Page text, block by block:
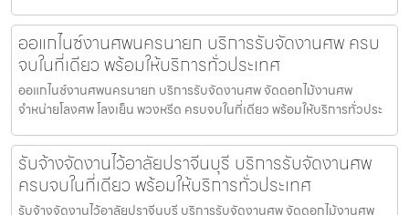
ออแกไนซ์งานศพนครนายก บริการรับจัดงานศพ ครบ
จบในที่เดียว พร้อมให้บริการทั่วประเทศ
ออแกไนซ์งานศพนครนายก บริการรับจัดงานศพ จัดดอกไม้งานศพ
จำหน่ายโลงศพ โลงเย็น พวงหรีด ครบจบในที่เดียว พร้อมให้บริการทั่วประ
รับจ้างจัดงานไว้อาลัยปราจีนบุรี บริการรับจัดงานศพ
ครบจบในที่เดียว พร้อมให้บริการทั่วประเทศ
รับจ้างจัดงานไว้อาลัยปราจีนบุรี บริการรับจัดงานศพ จัดดอกไม้งานศพ